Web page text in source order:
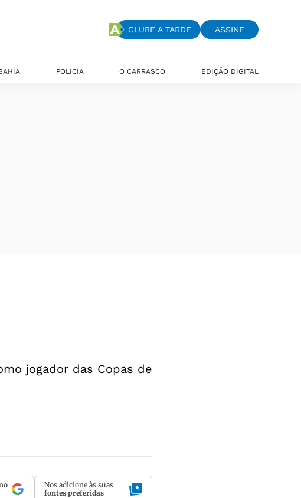
CLUBE A TARDE ASSINE
POLÍCIA O CARRASCO EDIÇÃO DIGITAL
jogador das Copas de
Nos adicione às suas
fontes preferidas